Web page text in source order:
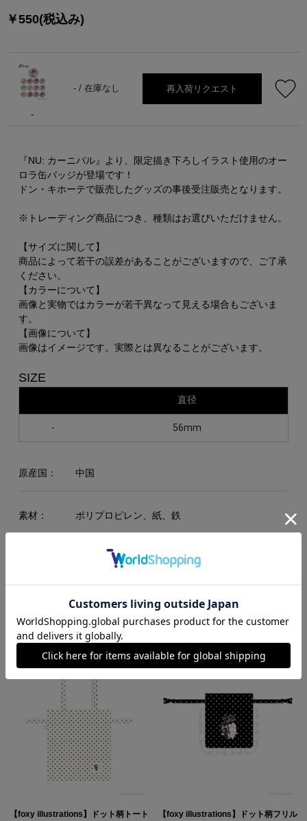
￥550(税込み)
-
- /在庫なし 再入荷リクエスト
『NU: カーニバル』より、限定描き下ろしイラスト使用のオー
ロラ缶バッジが登場です！
ドン・キホーテで販売したグッズの事後受注販売となります。
※トレーディング商品につき、種類はお選びいただけません。
【サイズに関して】
商品によって若干の誤差があることがございますので、ご了承
ください。
【カラーについて】
画像と実物ではカラーが若干異なって見える場合もございま
す。
【画像について】
画像はイメージです。実際とは異なることがございます。
SIZE
直径
- 56mm
原産国： 中国
素材： ポリプロピレン、紙、鉄
RECOMMEND
【foxy illustrations】ドット柄トート
【foxy illustrations】ドット柄フリル